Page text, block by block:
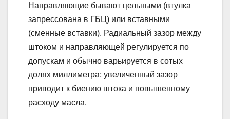
Направляющие бывают цельными (втулка
запрессована в ГБЦ) или вставными
(сменные вставки). Радиальный зазор между
штоком и направляющей регулируется по
допускам и обычно варьируется в сотых
долях миллиметра; увеличенный зазор
приводит к биению штока и повышенному
расходу масла.